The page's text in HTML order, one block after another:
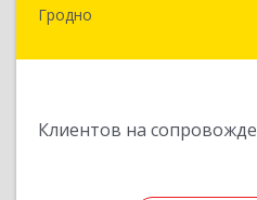
Гродно
Клиентов на
БЕЛАРУСЬ , 230029,